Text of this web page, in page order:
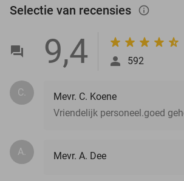
Selectie van recensies info_outlined
9,4 592
C.
Mevr. C. Koene
Vriendelijk personeel.goed
A. Mevr. A. Dee